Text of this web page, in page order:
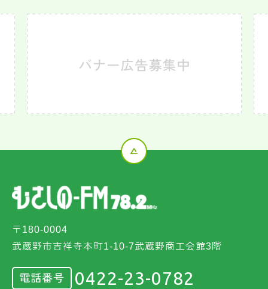
〒180-0004
武蔵野市吉祥寺本町1-10-7武蔵野商工会館3階
電話番号 0422-23-0782